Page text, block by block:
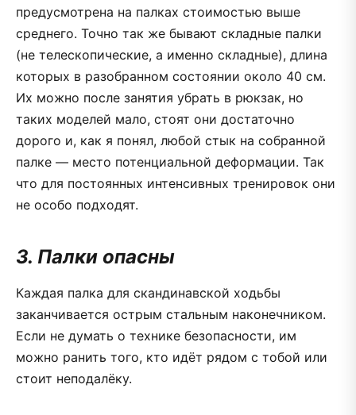
предусмотрена на палках стоимостью выше
среднего. Точно так же бывают складные палки
(не телескопические, а именно складные), длина
которых в разобранном состоянии около 40 см.
Их можно после занятия убрать в рюкзак, но
таких моделей мало, стоят они достаточно
дорого и, как я понял, любой стык на собранной
палке — место потенциальной деформации. Так
что для постоянных интенсивных тренировок они
не особо подходят.
3. Палки опасны
Каждая палка для скандинавской ходьбы
заканчивается острым стальным наконечником.
Если не думать о технике безопасности, им
можно ранить того, кто идёт рядом с тобой или
стоит неподалёку.